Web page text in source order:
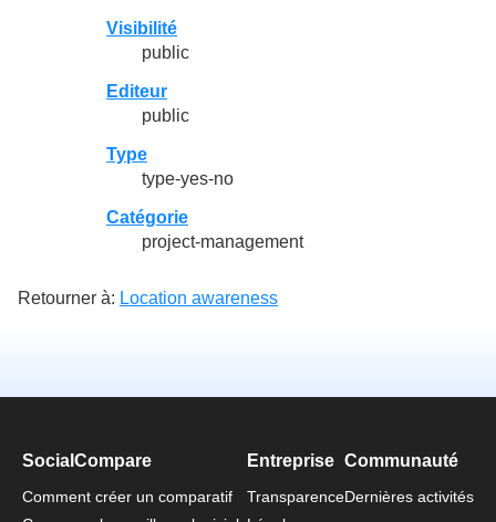
Visibilité
public
Editeur
public
Type
type-yes-no
Catégorie
project-management
Retourner à: Location awareness
SocialCompare
Comment créer un comparatif
Entreprise
Transparence
Communauté
Dernières activités